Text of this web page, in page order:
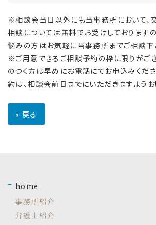
※相談会当日以外にも当事務所において、
相談については無料でお受けしております
悩みの方はお気軽に当事務所までご相談下
※ご用意できるご相談予約の枠に限りがご
のつく方は早めにお電話にてお申込みくださ
約は、相談会前日までにいただきますようお
« 戻る
home
事務所紹介
弁護士紹介